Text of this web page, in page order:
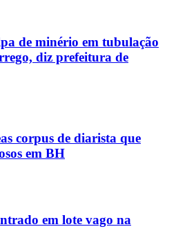
de minério em tubulação
diz prefeitura de
corpus de diarista que
em BH
em lote vago na